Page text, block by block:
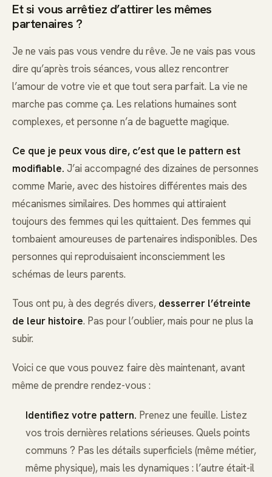
Et si vous arrêtiez d’attirer les mêmes
partenaires ?
Je ne vais pas vous vendre du rêve. Je ne vais pas vous
dire qu’après trois séances, vous allez rencontrer
l’amour de votre vie et que tout sera parfait. La vie ne
marche pas comme ça. Les relations humaines sont
complexes, et personne n’a de baguette magique.
Ce que je peux vous dire, c’est que le pattern est
modifiable. J’ai accompagné des dizaines de personnes
comme Marie, avec des histoires différentes mais des
mécanismes similaires. Des hommes qui attiraient
toujours des femmes qui les quittaient. Des femmes qui
tombaient amoureuses de partenaires indisponibles. Des
personnes qui reproduisaient inconsciemment les
schémas de leurs parents.
Tous ont pu, à des degrés divers, desserrer l’étreinte
de leur histoire. Pas pour l’oublier, mais pour ne plus la
subir.
Voici ce que vous pouvez faire dès maintenant, avant
même de prendre rendez-vous :
Identifiez votre pattern. Prenez une feuille. Listez
vos trois dernières relations sérieuses. Quels points
communs ? Pas les détails superficiels (même métier,
même physique), mais les dynamiques : l’autre était-il